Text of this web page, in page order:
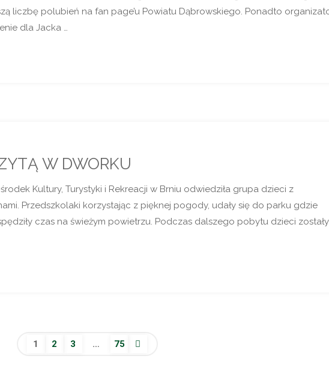
liczbę polubień na fan page’u Powiatu Dąbrowskiego. Ponadto
dla Jacka …
W DWORKU
Kultury, Turystyki i Rekreacji w Brniu odwiedziła grupa dzieci z
Przedszkolaki korzystając z pięknej pogody, udały się do parku gdzie
czas na świeżym powietrzu. Podczas dalszego pobytu dzieci zostały
1 2 3 … 75